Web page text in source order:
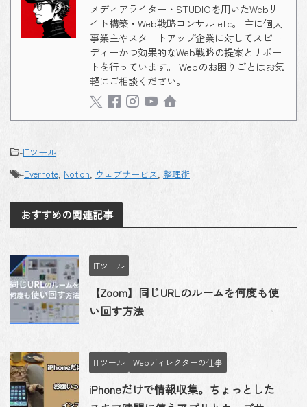
メディアライター・STUDIOを用いたWebサ
イト構築・Web戦略コンサル etc。 主に個人
事業主やスタートアップ企業に対してスピー
ディーかつ効果的なWeb戦略の提案とサポー
トを行っています。 Webのお困りごとはお気
軽にご相談ください。
-ITツール
-Evernote Notion ウェブサービス 整理術
おすすめの関連記事
ITツール
【Zoom】同じURLのルームを何度も使
い回す方法
ITツール Webディレクターの仕事
iPhoneだけで情報収集。ちょっとした